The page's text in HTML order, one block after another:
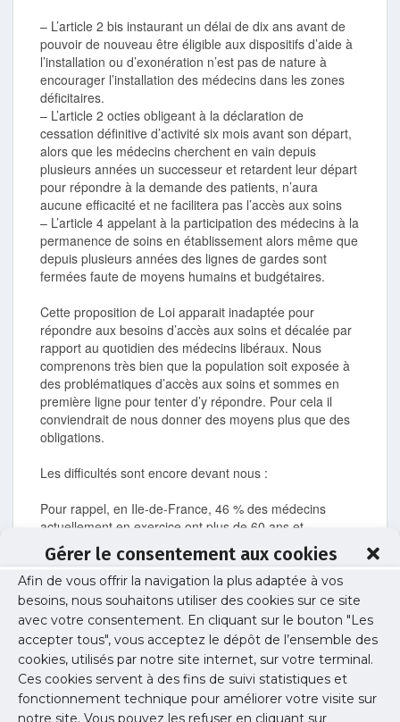
Gérer le consentement aux cookies
Afin de vous offrir la navigation la plus adaptée à vos
besoins, nous souhaitons utiliser des cookies sur ce site
avec votre consentement. En cliquant sur le bouton "Les
accepter tous", vous acceptez le dépôt de l’ensemble des
cookies, utilisés par notre site internet, sur votre terminal.
Ces cookies servent à des fins de suivi statistiques et
fonctionnement technique pour améliorer votre visite sur
notre site. Vous pouvez les refuser en cliquant sur
– L’article 2 bis instaurant un délai de dix ans avant de
pouvoir de nouveau être éligible aux dispositifs d’aide à
l’installation ou d’exonération n’est pas de nature à
encourager l’installation des médecins dans les zones
déficitaires.
– L’article 2 octies obligeant à la déclaration de
cessation définitive d’activité six mois avant son départ,
alors que les médecins cherchent en vain depuis
plusieurs années un successeur et retardent leur départ
pour répondre à la demande des patients, n’aura
aucune efficacité et ne facilitera pas l’accès aux soins
– L’article 4 appelant à la participation des médecins à la
permanence de soins en établissement alors même que
depuis plusieurs années des lignes de gardes sont
fermées faute de moyens humains et budgétaires.
Cette proposition de Loi apparait inadaptée pour
répondre aux besoins d’accès aux soins et décalée par
rapport au quotidien des médecins libéraux. Nous
comprenons très bien que la population soit exposée à
des problématiques d’accès aux soins et sommes en
première ligne pour tenter d’y répondre. Pour cela il
conviendrait de nous donner des moyens plus que des
obligations.
Les difficultés sont encore devant nous :
Pour rappel, en Ile-de-France, 46 % des médecins
actuellement en exercice ont plus de 60 ans et
déclarent tous programmer leur départ dans 2 à 5 ans,
avoir globalement diminué leur rythme de travail
(fatigue, surmenage, état de santé, surimposition) et
être sans espoir de trouver un successeur à leur départ
pour plus de 85 % d’entre eux.
Face au peu d’attractivité proposée dans la convention
médicale et plus globalement au manque de
considération des pouvoirs publics, les jeunes médecins
hésitent à s’installer et les plus de 60 ans à poursuivre
leur activité.